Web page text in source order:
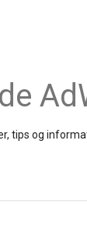
tips og